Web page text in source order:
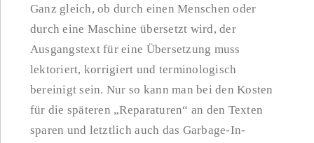
Ganz gleich, ob durch einen Menschen oder
durch eine Maschine übersetzt wird, der
Ausgangstext für eine Übersetzung muss
lektoriert, korrigiert und terminologisch
bereinigt sein. Nur so kann man bei den Kosten
für die späteren „Reparaturen“ an den Texten
sparen und letztlich auch das Garbage-In-